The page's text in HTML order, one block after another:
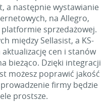
a następnie wystawianie
na Allegro,
sprzedażowej.
między Sellasist, a KS-
aktualizację cen i stanów
bieżąco. Dzięki integracji
możesz poprawić jakość
firmy będzie
prostsze.